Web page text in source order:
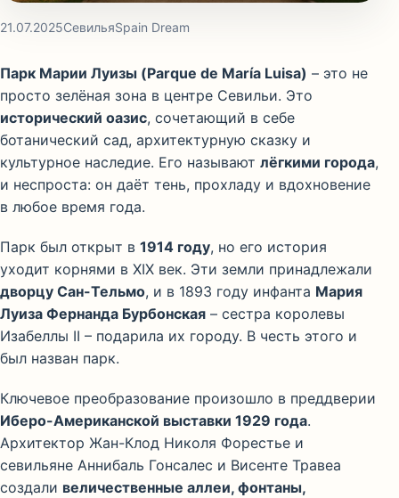
21.07.2025СевильяSpain Dream
Парк Марии Луизы (Parque de María Luisa) – это не
просто зелёная зона в центре Севильи. Это
исторический оазис, сочетающий в себе
ботанический сад, архитектурную сказку и
культурное наследие. Его называют лёгкими города,
и неспроста: он даёт тень, прохладу и вдохновение
в любое время года.
Парк был открыт в 1914 году, но его история
уходит корнями в XIX век. Эти земли принадлежали
дворцу Сан-Тельмо, и в 1893 году инфанта Мария
Луиза Фернанда Бурбонская – сестра королевы
Изабеллы II – подарила их городу. В честь этого и
был назван парк.
Ключевое преобразование произошло в преддверии
Иберо-Американской выставки 1929 года.
Архитектор Жан-Клод Николя Форестье и
севильяне Аннибаль Гонсалес и Висенте Травеа
создали величественные аллеи, фонтаны,